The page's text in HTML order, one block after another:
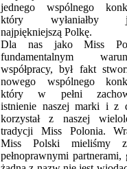
jednego wspólnego
który wyłaniałby
najpiękniejszą Polkę.
Dla nas jako Miss
fundamentalnym
współpracy, był fakt
nowego wspólnego
który w pełni
istnienie naszej marki i z
korzystał z naszej
tradycji Miss Polonia.
Miss Polski mieliśmy
pełnoprawnymi partnerami,